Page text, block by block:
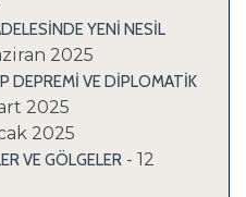
YENİ NESİL
2025
DEPREMİ VE DİPLOMATİK
2025
2025
VE GÖLGELER - 12